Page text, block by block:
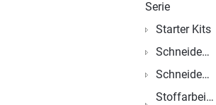
Serie
Starter Kits
Schneidemesser
Schneidematten
Stoffarbeiten